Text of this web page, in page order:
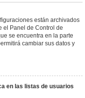
están archivados
el Panel de Control de
se encuentra en la parte
cambiar sus datos y
en las listas de usuarios